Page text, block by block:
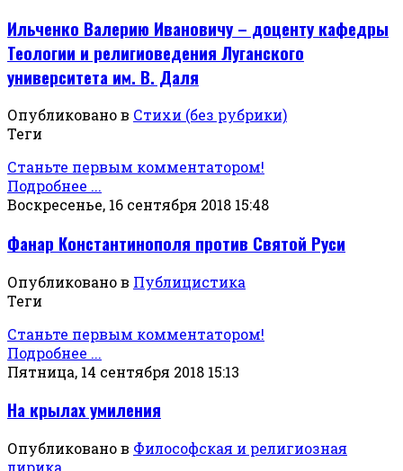
Ильченко Валерию Ивановичу – доценту кафедры
Теологии и религиоведения Луганского
университета им. В. Даля
Опубликовано в Стихи (без рубрики)
Теги
Станьте первым комментатором!
Подробнее ...
Воскресенье, 16 сентября 2018 15:48
Фанар Константинополя против Святой Руси
Опубликовано в Публицистика
Теги
Станьте первым комментатором!
Подробнее ...
Пятница, 14 сентября 2018 15:13
На крылах умиления
Опубликовано в Философская и религиозная
лирика